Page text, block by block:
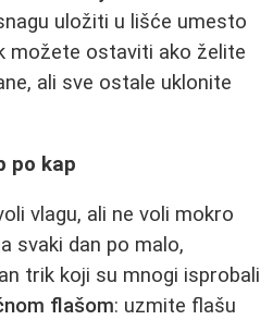
uložiti u lišće umesto
možete ostaviti ako želite
ali sve ostale uklonite
po kap
vlagu, ali ne voli mokro
svaki dan po malo,
trik koji su mnogi isprobali
flašom: uzmite flašu